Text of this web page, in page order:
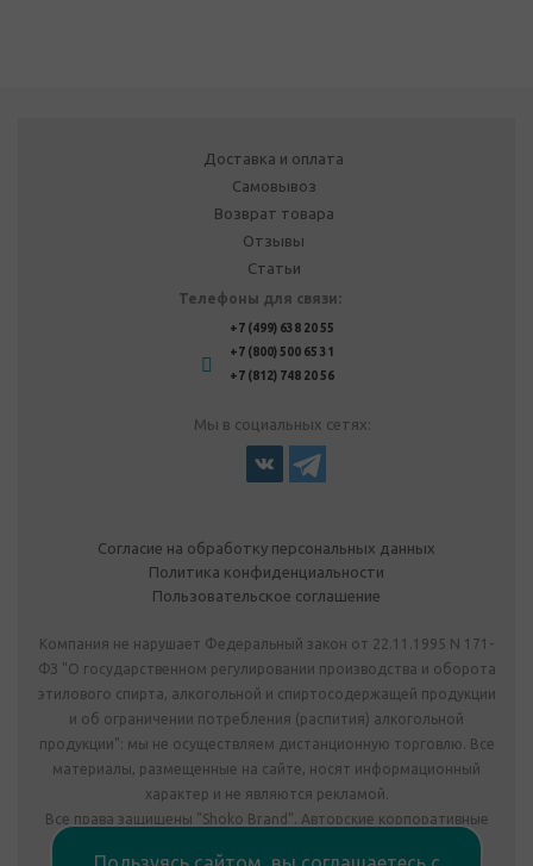
Доставка и оплата
Самовывоз
Возврат товара
Отзывы
Статьи
Телефоны для связи:
+7 (499) 638 20 55
+7 (800) 500 65 31
+7 (812) 748 20 56
Мы в социальных сетях:
Согласие на обработку персональных данных
Политика конфиденциальности
Пользовательское соглашение
Компания не нарушает Федеральный закон от 22.11.1995 N 171-
ФЗ "О государственном регулировании производства и оборота
этилового спирта, алкогольной и спиртосодержащей продукции
и об ограничении потребления (распития) алкогольной
продукции": мы не осуществляем дистанционную торговлю. Все
материалы, размещенные на сайте, носят информационный
характер и не являются рекламой.
Все права защищены "Shoko Brand". Авторские корпоративные